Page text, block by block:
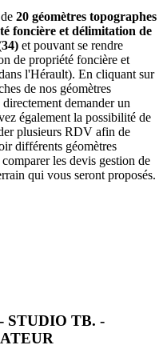
20 géomètres topographes
foncière et délimitation de
et pouvant se rendre
de propriété foncière et
l'Hérault). En cliquant sur
de nos géomètres
demander un
également la possibilité de
plusieurs RDV afin de
différents géomètres
les devis gestion de
qui vous seront proposés.
STUDIO TB. -